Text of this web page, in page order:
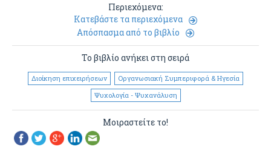
Περιεχόμενα:
Κατεβάστε τα περιεχόμενα
Απόσπασμα από το βιβλίο
Το βιβλίο ανήκει στη σειρά
Διοίκηση επιχειρήσεων
Οργανωσιακή Συμπεριφορά & Ηγεσία
Ψυχολογία - Ψυχανάλυση
Μοιραστείτε το!